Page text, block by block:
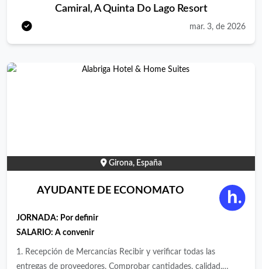
Michelin star restaurant), the intern will be involved in the
different sections of a Gastronomic Restaurant and social
lounge bar, pool bar, gala dinners, gastronomic restaurant. At
Camiral, A Quinta Do Lago Resort
mar. 3, de 2026
Girona, España
AYUDANTE DE ECONOMATO
JORNADA: Por definir
SALARIO: A convenir
1. Recepción de Mercancías Recibir y verificar todas las
entregas de proveedores. Comprobar cantidades, calidad,